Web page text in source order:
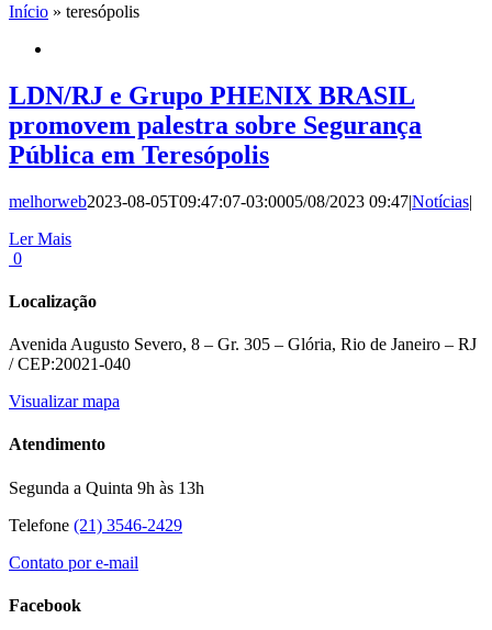
Início » teresópolis
LDN/RJ e Grupo PHENIX BRASIL
promovem palestra sobre Segurança
Pública em Teresópolis
melhorweb2023-08-05T09:47:07-03:0005/08/2023 09:47|Notícias|
Ler Mais
0
Localização
Avenida Augusto Severo, 8 – Gr. 305 – Glória, Rio de Janeiro – RJ
/ CEP:20021-040
Visualizar mapa
Atendimento
Segunda a Quinta 9h às 13h
Telefone (21) 3546-2429
Contato por e-mail
Facebook